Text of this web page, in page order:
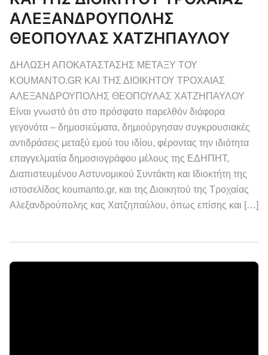
ΑΛΕΞΑΝΔΡΟΥΠΟΛΗΣ
ΘΕΟΠΟΥΛΑΣ ΧΑΤΖΗΠΑΥΛΟΥ
ΔΗΛΩΣΗ ΑΠΟΚΑΤΑΣΤΑΣΗΣ ΜΕΤΑΞΥ ΤΟΥ
KOUMANTO.GR ΚΑΙ ΤΗΣ ΔΙΟΙΚΗΤΟΥ ΤΡΟΧΑΙΑΣ
ΑΛΕΞΑΝΔΡΟΥΠΟΛΗΣ ΘΕΟΠΟΥΛΑΣ ΧΑΤΖΗΠΑΥΛΟΥ
Είναι γνωστό ότι στο πρόσφατο παρελθόν διάφορα
γεγονότα – δημοσιεύματα, δημιούργησαν συγκρουσιακές
αντιδράσεις μεταξύ εμού του ιδίου, φέροντας την ιδιότητα
επαγγελματία δημοσιογράφου μέλους της ΕΔΗΠΗΤ,
Διαπιστευμένου Αστυνομικού Συντάκτη και Ιδιοκτήτη της
ιστοσελίδας koumanto.gr, και της Διοικητού της Τροχαίας
Αλεξανδρούπολης κας Χατζηπαύλου, όπως επίσης και […]